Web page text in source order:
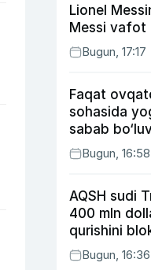
Lionel
Messi vafot
Bugun, 17:17
Faqat
sohasida
sabab
odatBugun, 16:58
AQSH sudi
400 mln
qurishini
Bugun, 16:36